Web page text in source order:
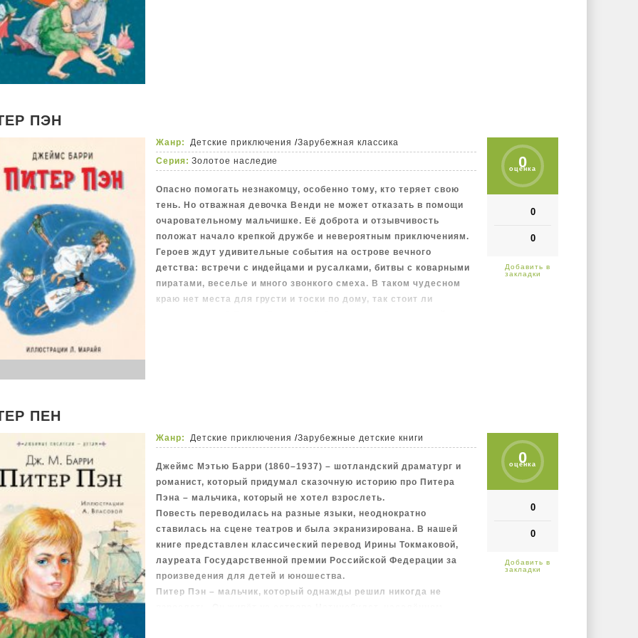
ПЭН
0
оценка
0
0
Жанр: Детские приключения /Зарубежная классика
Серия: Золотое наследие
Опасно помогать незнакомцу, особенно тому, кто теряет свою
тень. Но отважная девочка Венди не может отказать в помощи
очаровательному мальчишке. Её доброта и отзывчивость
положат начало крепкой дружбе и невероятным приключениям.
Героев ждут удивительные события на острове вечного
детства: встречи с индейцами и русалками, битвы с коварными
пиратами, веселье и много звонкого смеха. В таком чудесном
краю нет места для грусти и тоски по дому, так стоит ли
ПЕН
0
оценка
0
0
Жанр: Детские приключения /Зарубежные детские книги
Джеймс Мэтью Барри (1860–1937) – шотландский драматург и
романист, который придумал сказочную историю про Питера
Пэна – мальчика, который не хотел взрослеть.
Повесть переводилась на разные языки, неоднократно
ставилась на сцене театров и была экранизирована. В нашей
книге представлен классический перевод Ирины Токмаковой,
лауреата Государственной премии Российской Федерации за
произведения для детей и юношества.
Питер Пэн – мальчик, который однажды решил никогда не